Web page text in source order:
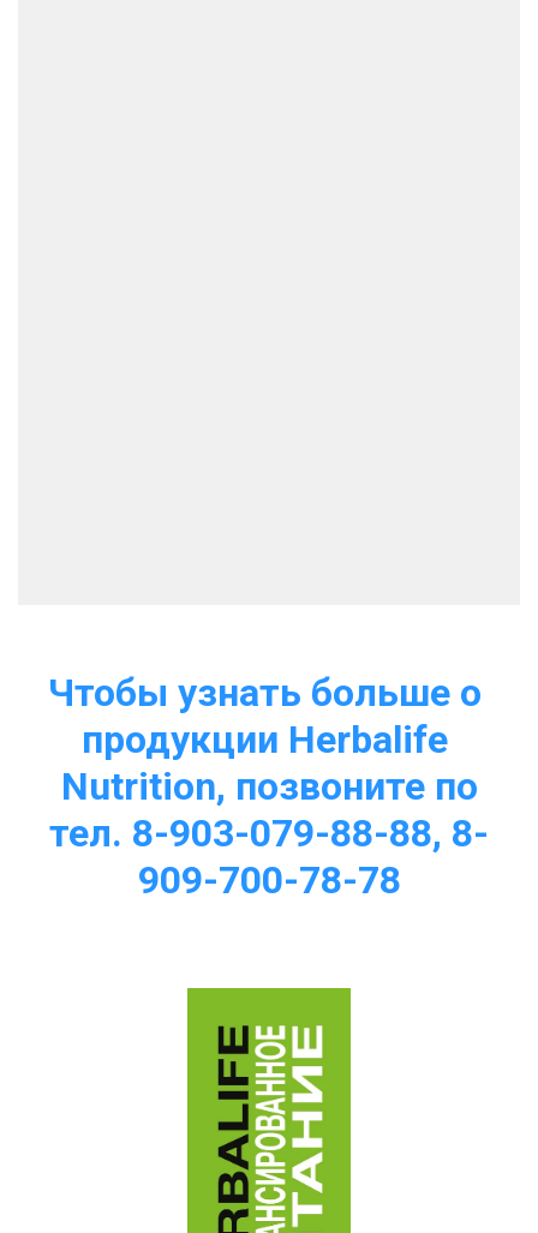
Чтобы узнать больше о
продукции Herbalife
Nutrition, позвоните по
тел. 8-903-079-88-88, 8-
909-700-78-78